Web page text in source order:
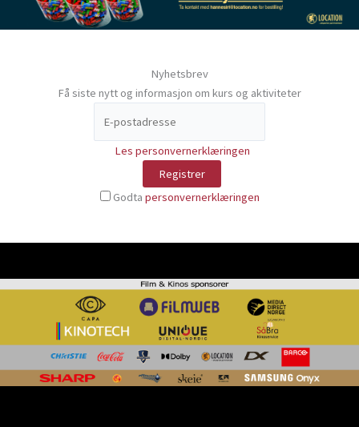
Nyhetsbrev
Få siste nytt og informasjon om kurs og aktiviteter
Les personvernerklæringen
Godta personvernerklæringen